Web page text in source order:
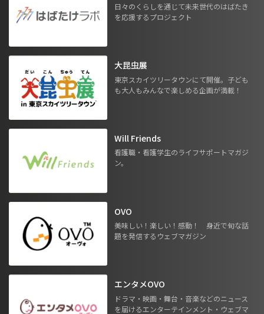
日々のくらしを通じて未来世代のはばたき
を応援するプロジェクト
大昆虫展
東京スカイツリータウンにて開催。子ども
も大人もみんなで楽しめる企画が満載！
Will Friends
看護職・看護学生のライフサポートマガジ
ン。
OVO
美味しい！楽しい！感動！ 身近で旬な話
題を発信するウェブマガジン
エンタメOVO
ドラマ・映画・舞台・音楽などのニュース
を届けるエンターテインメント・ウェブマ